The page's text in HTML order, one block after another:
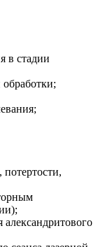
в стадии
александритового